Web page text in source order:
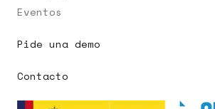
Eventos
Pide una demo
Contacto